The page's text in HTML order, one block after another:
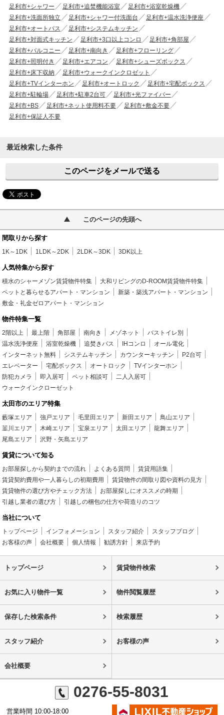
足利市+シャワー 足利市+追焚機能浴室
足利市+浴室乾燥機
足利市+洗面所独立
足利市+シャワー付洗面台
足利市+温水洗浄便座
足利市+オートバス
足利市+システムキッチン
足利市+対面式キッチン
足利市+3口以上コンロ
足利市+角部屋
足利市+バルコニー
足利市+南向き
足利市+フローリング
足利市+照明付き
足利市+エアコン
足利市+シューズボックス
足利市+床下収納
足利市+ウォークインクロゼット
足利市+TVインターホン
足利市+オートロック
足利市+宅配ボックス
足利市+駐輪場
足利市+駐車2台可
足利市+光ファイバー
足利市+BS
足利市+ネット使用料不要
足利市+敷金不要
足利市+保証人不要
最近検索した条件
このページをメールで送る
このページの先頭へ
間取りから探す
1K～1DK 1LDK～2DK 2LDK～3DK 3DK以上
人気特集から探す
積水のシャーメゾン賃貸物件特集
大和リビングのD-ROOM賃貸物件特集
ペットと暮らせるアパート・マンション
新築・築浅アパート・マンション
敷金・礼金ゼロアパート・マンション
物件特集一覧
2階以上 最上階 角部屋 南向き メゾネット
バストイレ別
温水洗浄便座
浴室乾燥機 追焚きバス IHコンロ
オール電化
インターネット無料
システムキッチン カウンターキッチン
P2台可
エレベーター
宅配ボックス オートロック
TVインターホン
防犯カメラ
即入居可 ペット相談可
二人入居可
ウォークインクローゼット
太田市のエリア特集
藪塚エリア 強戸エリア 毛里田エリア 新田エリア
鳥山エリア
韮川エリア
木崎エリア 宝泉エリア 太田エリア
龍舞エリア
尾島エリア
沢野・矢島エリア
賃貸について知る
お部屋探しから契約までの流れ よくある質問
賃貸用語集
賃貸契約費用や一人暮らしの初期費用
賃貸物件の間取り図や資料の見方
賃貸物件の選び方やチェック方法
お部屋探しにオススメの時期
引越し業者の選び方
引越しの梱包の仕方や荷造りのコツ
当社について
トップページ インフォメーション スタッフ紹介
スタッフブログ
お客様の声
会社概要 個人情報 勧誘方針 来店予約
トップページ 賃貸物件検索
お気に入り物件一覧 物件閲覧履歴
保存した検索条件 検索履歴
スタッフ紹介 お客様の声
会社概要
0276-55-8031
営業時間 10:00-18:00